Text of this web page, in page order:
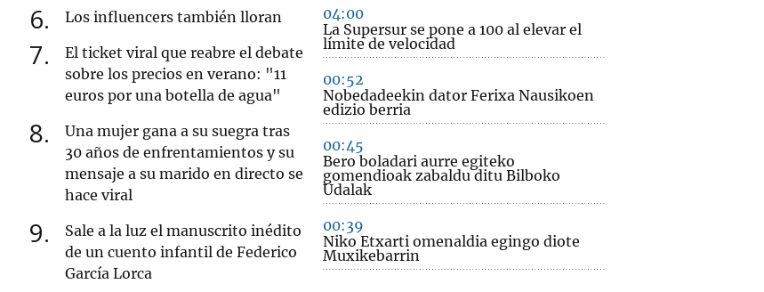
6 Los influencers también lloran
7
El ticket viral que reabre el debate
sobre los precios en verano: "11
euros por una botella de agua"
8
Una mujer gana a su suegra tras
30 años de enfrentamientos y su
mensaje a su marido en directo se
hace viral
9
Sale a la luz el manuscrito inédito
de un cuento infantil de Federico
García Lorca
04:00
La Supersur se pone a 100 al elevar el
límite de velocidad
00:52
Nobedadeekin dator Ferixa Nausikoen
edizio berria
00:45
Bero boladari aurre egiteko
gomendioak zabaldu ditu Bilboko
Udalak
00:39
Niko Etxarti omenaldia egingo diote
Muxikebarrin